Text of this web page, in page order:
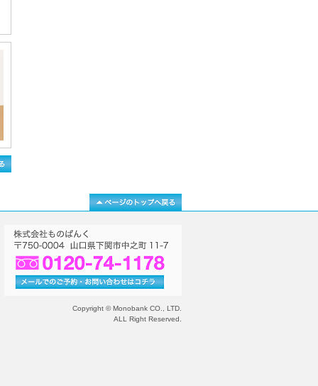
Copyright © Monobank CO., LTD.
ALL Right Reserved.